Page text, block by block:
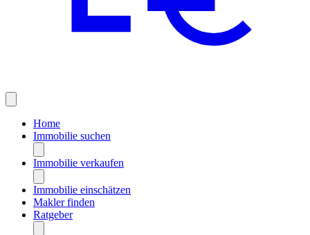
Home
Immobilie suchen
Immobilie verkaufen
Immobilie einschätzen
Makler finden
Ratgeber